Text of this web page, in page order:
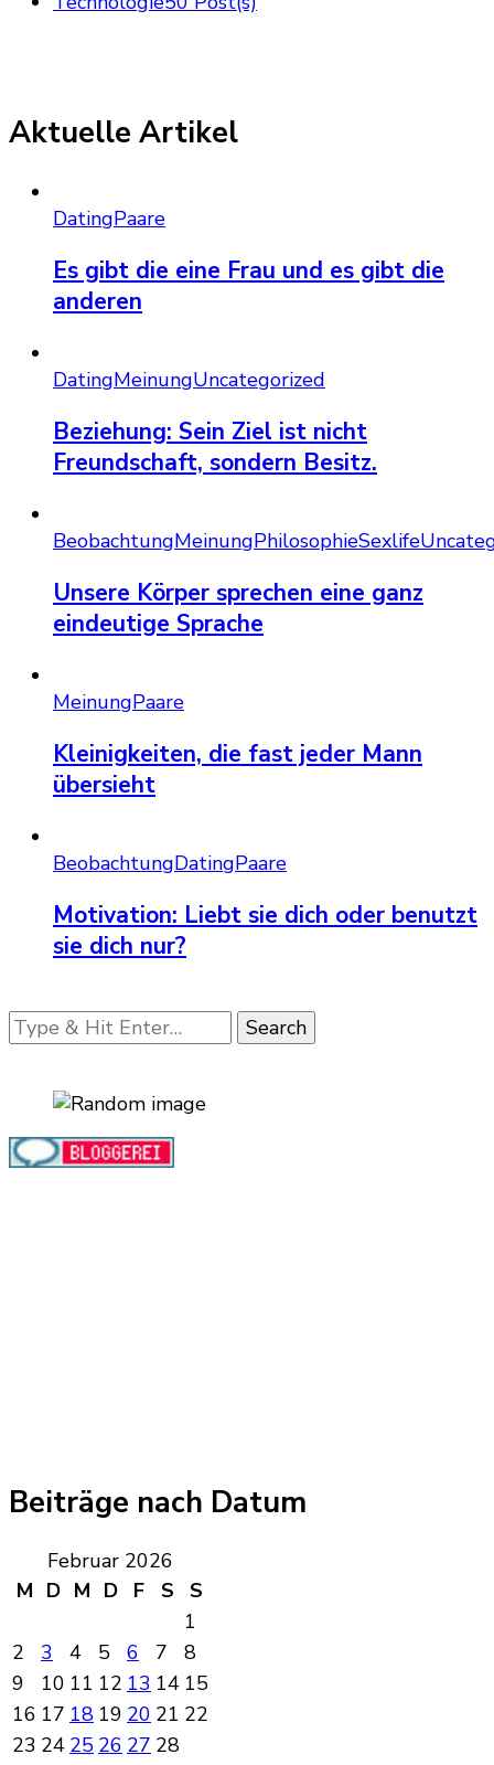
Aktuelle Artikel
DatingPaare
Es gibt die eine Frau und es gibt die
anderen
DatingMeinungUncategorized
Beziehung: Sein Ziel ist nicht
Freundschaft, sondern Besitz.
BeobachtungMeinungPhilosophieSexlife
Unsere Körper sprechen eine ganz
eindeutige Sprache
MeinungPaare
Kleinigkeiten, die fast jeder Mann
übersieht
BeobachtungDatingPaare
Motivation: Liebt sie dich oder benutzt
sie dich nur?
Looking
for
Beiträge nach Datum
Februar 2026
M D M D F S
S
1
2
3 4 5 6 7
8
9
10 11 12 13 14 15
16 17 18 19 20 21 22
23 24 25 26 27 28